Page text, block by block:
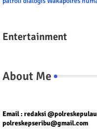
Entertainment
About Me
Email : redaksi
polreskepseribu@gmail.com